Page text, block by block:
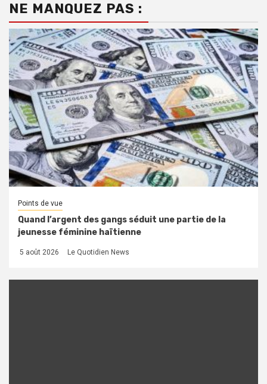
NE MANQUEZ PAS :
Points de vue
Quand l’argent des gangs séduit une partie de la
jeunesse féminine haïtienne
5 août 2026 Le Quotidien News